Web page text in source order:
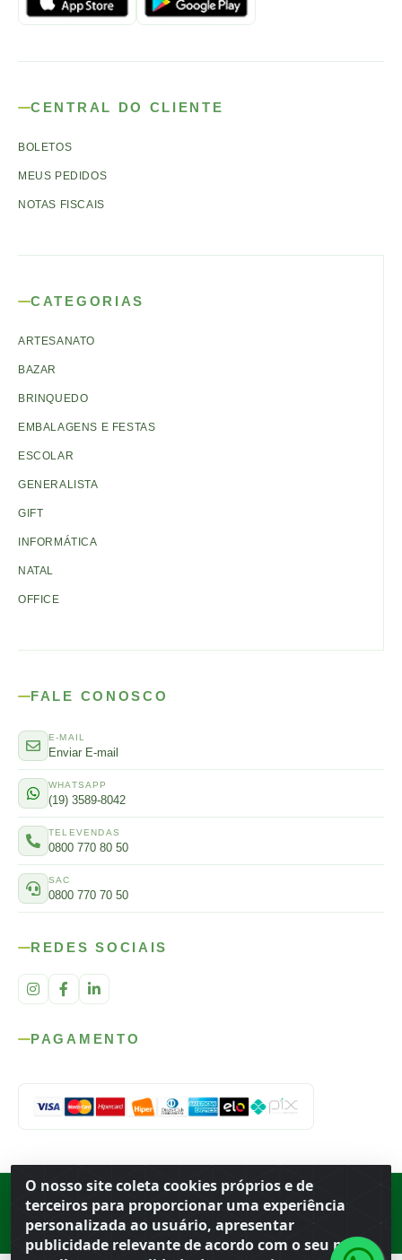
O nosso site coleta cookies próprios e de
terceiros para proporcionar uma experiência
personalizada ao usuário, apresentar
publicidade relevante de acordo com o seu perfil
CENTRAL DO CLIENTE
BOLETOS
MEUS PEDIDOS
NOTAS FISCAIS
CATEGORIAS
ARTESANATO
BAZAR
BRINQUEDO
EMBALAGENS E FESTAS
ESCOLAR
GENERALISTA
GIFT
INFORMÁTICA
NATAL
OFFICE
FALE CONOSCO
E-MAIL
Enviar E-mail
WHATSAPP
(19) 3589-8042
TELEVENDAS
0800 770 80 50
SAC
0800 770 70 50
REDES SOCIAIS
PAGAMENTO
Rod. SP-215, s/n, km 98 — Área Rural Porto Ferreira ·BR
· CEP
· CNPJ 56.679.863/0001-91
© 2026 Atacado Ideal